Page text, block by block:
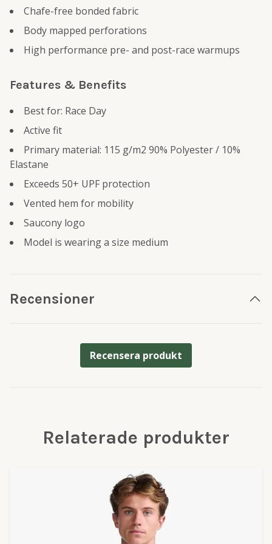
Chafe-free bonded fabric
Body mapped perforations
High performance pre- and post-race warmups
Features & Benefits
Best for: Race Day
Active fit
Primary material: 115 g/m2 90% Polyester / 10%
Elastane
Exceeds 50+ UPF protection
Vented hem for mobility
Saucony logo
Model is wearing a size medium
Recensioner
Recensera produkt
Relaterade produkter